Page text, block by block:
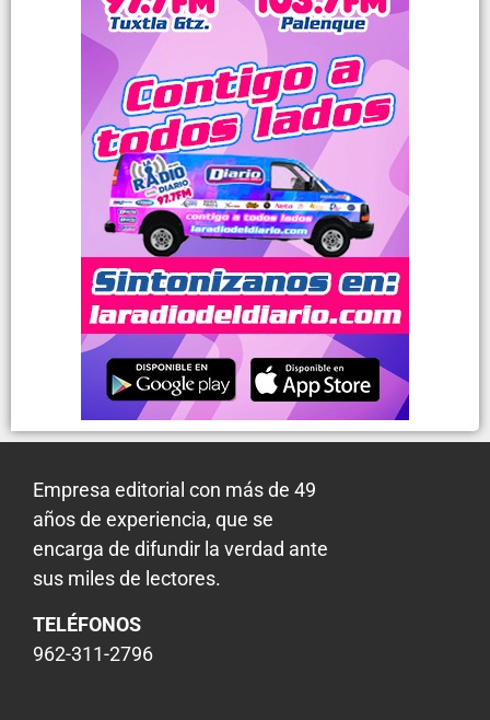
Empresa editorial con más de 49
años de experiencia, que se
encarga de difundir la verdad ante
sus miles de lectores.
TELÉFONOS
962-311-2796